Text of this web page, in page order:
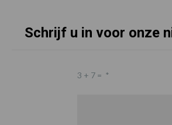
Schrijf u in voor onze
3 + 7 = *